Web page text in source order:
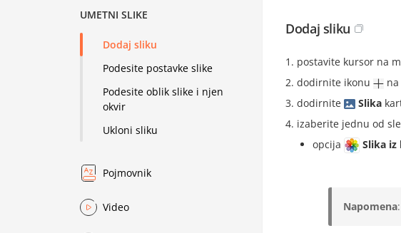
UMETNI SLIKE
Dodaj sliku
Podesite postavke slike
Podesite oblik slike i njen
okvir
Ukloni sliku
Pojmovnik
Video
Dodaj sliku
postavite kursor na
dodirnite ikonu
dodirnite
Slika
izaberite jednu od
opcija
Slika
Napomena